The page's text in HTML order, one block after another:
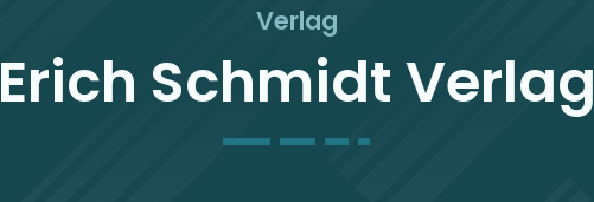
Verlag
Erich Schmidt Verlag